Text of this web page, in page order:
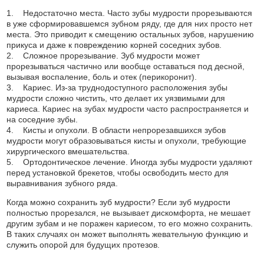
1. Недостаточно места. Часто зубы мудрости прорезываются
в уже сформировавшемся зубном ряду, где для них просто нет
места. Это приводит к смещению остальных зубов, нарушению
прикуса и даже к повреждению корней соседних зубов.
2. Сложное прорезывание. Зуб мудрости может
прорезываться частично или вообще оставаться под десной,
вызывая воспаление, боль и отек (перикоронит).
3. Кариес. Из-за труднодоступного расположения зубы
мудрости сложно чистить, что делает их уязвимыми для
кариеса. Кариес на зубах мудрости часто распространяется и
на соседние зубы.
4. Кисты и опухоли. В области непрорезавшихся зубов
мудрости могут образовываться кисты и опухоли, требующие
хирургического вмешательства.
5. Ортодонтическое лечение. Иногда зубы мудрости удаляют
перед установкой брекетов, чтобы освободить место для
выравнивания зубного ряда.
Когда можно сохранить зуб мудрости? Если зуб мудрости
полностью прорезался, не вызывает дискомфорта, не мешает
другим зубам и не поражен кариесом, то его можно сохранить.
В таких случаях он может выполнять жевательную функцию и
служить опорой для будущих протезов.